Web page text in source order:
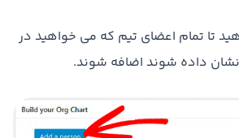
تا تمام اعضای تیم که می خواهید در
نشان داده شوند اضافه شوند.